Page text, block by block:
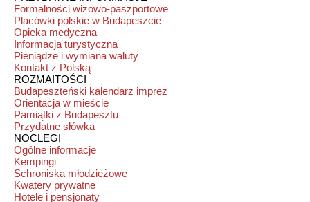
Formalności wizowo-paszportowe
Placówki polskie w Budapeszcie
Opieka medyczna
Informacja turystyczna
Pieniądze i wymiana waluty
Kontakt z Polską
ROZMAITOŚCI
Budapeszteński kalendarz imprez
Orientacja w mieście
Pamiątki z Budapesztu
Przydatne słówka
NOCLEGI
Ogólne informacje
Kempingi
Schroniska młodzieżowe
Kwatery prywatne
Hotele i pensjonaty